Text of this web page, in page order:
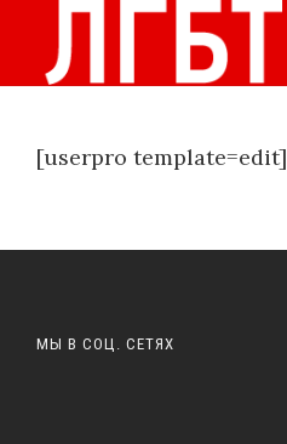
[userpro template=edit]
МЫ В СОЦ. СЕТЯХ